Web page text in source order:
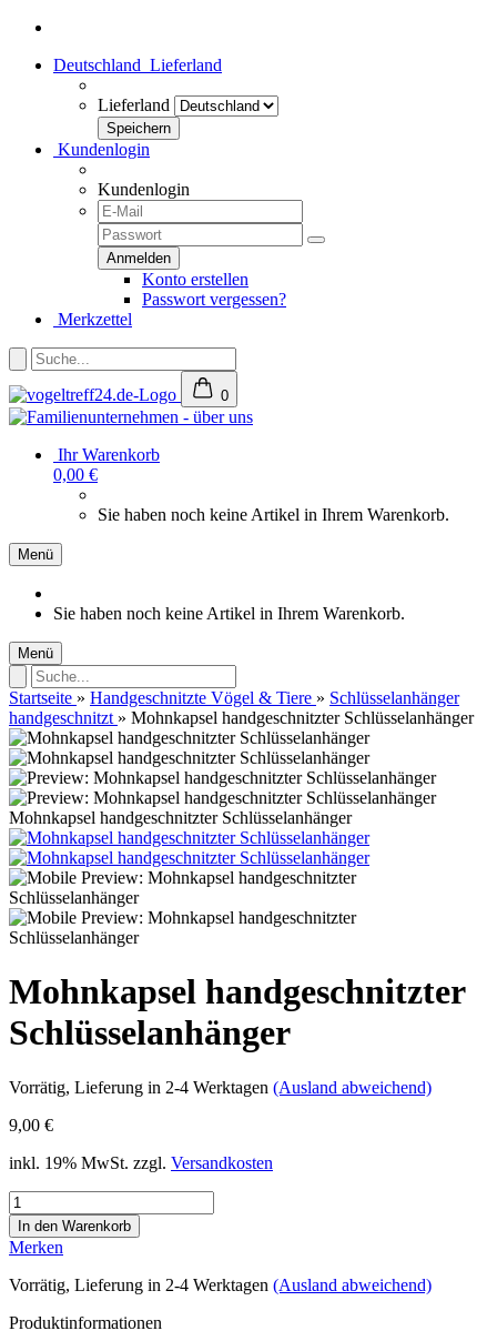
Deutschland Lieferland
Lieferland
Kundenlogin
Kundenlogin
Konto erstellen
Passwort vergessen?
Merkzettel
0
Ihr Warenkorb
0,00 €
Sie haben noch keine Artikel in Ihrem Warenkorb.
Menü
Sie haben noch keine Artikel in Ihrem Warenkorb.
Menü
Startseite » Handgeschnitzte Vögel & Tiere » Schlüsselanhänger
handgeschnitzt » Mohnkapsel handgeschnitzter Schlüsselanhänger
Mohnkapsel handgeschnitzter Schlüsselanhänger
Mohnkapsel handgeschnitzter
Schlüsselanhänger
Vorrätig, Lieferung in 2-4 Werktagen (Ausland abweichend)
9,00 €
inkl. 19% MwSt. zzgl. Versandkosten
Merken
Vorrätig, Lieferung in 2-4 Werktagen (Ausland abweichend)
Produktinformationen